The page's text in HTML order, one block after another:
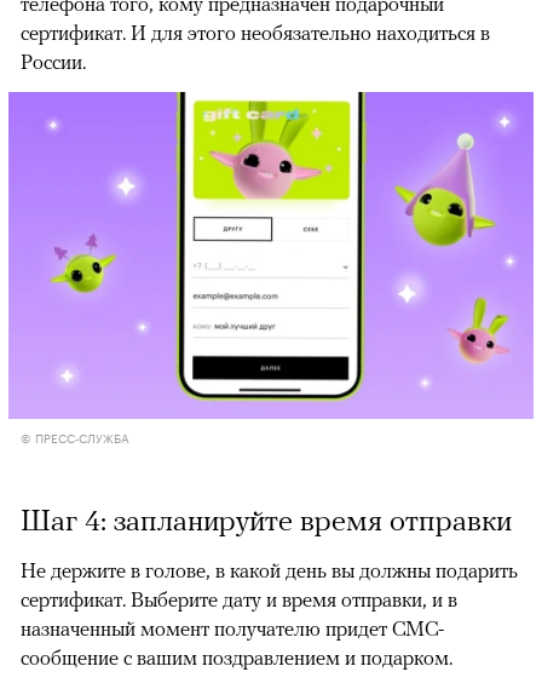
сертификат. И для этого необязательно находиться в
России.
© ПРЕСС-СЛУЖБА
Шаг 4: запланируйте время отправки
Не держите в голове, в какой день вы должны подарить
сертификат. Выберите дату и время отправки, и в
назначенный момент получателю придет СМС-
сообщение с вашим поздравлением и подарком.